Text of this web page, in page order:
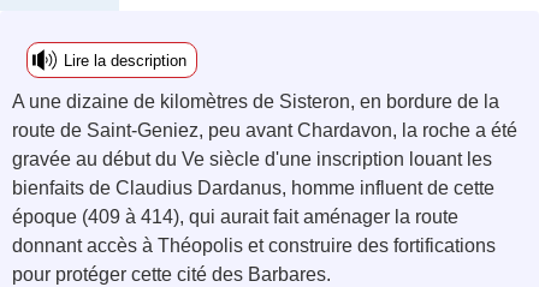
Lire la description
A une dizaine de kilomètres de Sisteron, en bordure de la
route de Saint-Geniez, peu avant Chardavon, la roche a été
gravée au début du Ve siècle d'une inscription louant les
bienfaits de Claudius Dardanus, homme influent de cette
époque (409 à 414), qui aurait fait aménager la route
donnant accès à Théopolis et construire des fortifications
pour protéger cette cité des Barbares.